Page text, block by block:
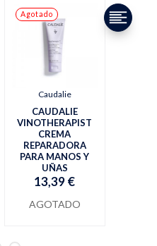
Agotado
Caudalie
CAUDALIE
VINOTHERAPIST
CREMA
REPARADORA
PARA MANOS Y
UÑAS
13,39 €
AGOTADO